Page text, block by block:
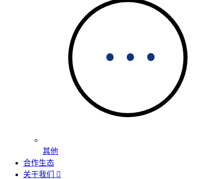
其他
合作生态
关于我们